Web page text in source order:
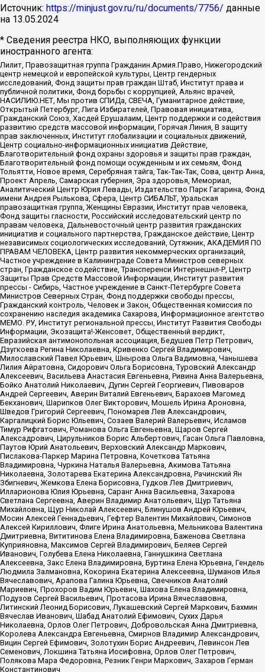
Источник: https://minjust.gov.ru/ru/documents/7756/ данные
на 13.05.2024
* Сведения реестра НКО, выполняющих функции
иностранного агента:
Лилит, Правозащитная группа Гражданин.Армия.Право, Нижегородский
центр немецкой и европейской культуры, Центр гендерных
исследований, Фонд защиты прав граждан Штаб, Институт права и
публичной политики, Фонд борьбы с коррупцией, Альянс врачей,
НАСИЛИЮ.НЕТ, Мы против СПИДа, СВЕЧА, Гуманитарное действие,
Открытый Петербург, Лига Избирателей, Правовая инициатива,
Гражданский Союз, Хасдей Ерушалаим, Центр поддержки и содействия
развитию средств массовой информации, Горячая Линия, В защиту
прав заключенных, Институт глобализации и социальных движений,
Центр социально-информационных инициатив Действие,
Благотворительный фонд охраны здоровья и защиты прав граждан,
Благотворительный фонд помощи осужденным и их семьям, Фонд
Тольятти, Новое время, Серебряная тайга, Так-Так-Так, Сова, центр Анна,
Проект Апрель, Самарская губерния, Эра здоровья, Мемориал,
Аналитический Центр Юрия Левады, Издательство Парк Гагарина, Фонд
имени Андрея Рылькова, Сфера, Центр СИБАЛЬТ, Уральская
правозащитная группа, Женщины Евразии, Институт прав человека,
Фонд защиты гласности, Российский исследовательский центр по
правам человека, Дальневосточный центр развития гражданских
инициатив и социального партнерства, Гражданское действие, Центр
независимых социологических исследований, Сутяжник, АКАДЕМИЯ ПО
ПРАВАМ ЧЕЛОВЕКА, Центр развития некоммерческих организаций,
Частное учреждение в Калининграде Совета Министров северных
стран, Гражданское содействие, Трансперенси Интернешнл-Р, Центр
Защиты Прав Средств Массовой Информации, Институт развития
прессы - Сибирь, Частное учреждение в Санкт-Петербурге Совета
Министров Северных Стран, Фонд поддержки свободы прессы,
Гражданский контроль, Человек и Закон, Общественная комиссия по
сохранению наследия академика Сахарова, Информационное агентство
МЕМО. РУ, Институт региональной прессы, Институт Развития Свободы
Информации, Экозащита!-Женсовет, Общественный вердикт,
Евразийская антимонопольная ассоциация, Бедушев Петр Петрович,
Дзугкоева Регина Николаевна, Кривенко Сергей Владимирович,
Милославский Павел Юрьевич, Шнырова Ольга Вадимовна, Чанышева
Лилия Айратовна, Сидорович Ольга Борисовна, Туровский Александр
Алексеевич, Васильева Анастасия Евгеньевна, Ривина Анна Валерьевна,
Бойко Анатолий Николаевич, Дугин Сергей Георгиевич, Пивоваров
Андрей Сергеевич, Аверин Виталий Евгеньевич, Барахоев Магомед
Бекханович, Шарипков Олег Викторович, Мошель Ирина Ароновна,
Шведов Григорий Сергеевич, Пономарев Лев Александрович,
Каргалицкий Борис Юльевич, Созаев Валерий Валерьевич, Исламов
Тимур Рифгатович, Романова Ольга Евгеньевна, Щаров Сергей
Алексадрович, Цирульников Борис Альбертович, Гасан Ольга Павловна,
Паутов Юрий Анатольевич, Верховский Александр Маркович,
Пислакова-Паркер Марина Петровна, Кочеткова Татьяна
Владимировна, Чуркина Наталья Валерьевна, Акимова Татьяна
Николаевна, Золотарева Екатерина Александровна, Рачинский Ян
Збигневич, Жемкова Елена Борисовна, Гудков Лев Дмитриевич,
Илларионова Юлия Юрьевна, Саранг Анна Васильевна, Захарова
Светлана Сергеевна, Аверин Владимир Анатольевич, Щур Татьяна
Михайловна, Щур Николай Алексеевич, Блинушов Андрей Юрьевич,
Мосин Алексей Геннадьевич, Гефтер Валентин Михайлович, Симонов
Алексей Кириллович, Флиге Ирина Анатольевна, Мельникова Валентина
Дмитриевна, Вититинова Елена Владимировна, Баженова Светлана
Куприяновна, Максимов Сергей Владимирович, Беляев Сергей
Иванович, Голубева Елена Николаевна, Ганнушкина Светлана
Алексеевна, Закс Елена Владимировна, Буртина Елена Юрьевна, Гендель
Людмила Залмановна, Кокорина Екатерина Алексеевна, Шуманов Илья
Вячеславович, Арапова Галина Юрьевна, Свечников Анатолий
Мариевич, Прохоров Вадим Юрьевич, Шахова Елена Владимировна,
Подузов Сергей Васильевич, Протасова Ирина Вячеславовна,
Литинский Леонид Борисович, Лукашевский Сергей Маркович, Бахмин
Вячеслав Иванович, Шабад Анатолий Ефимович, Сухих Дарья
Николаевна, Орлов Олег Петрович, Добровольская Анна Дмитриевна,
Королева Александра Евгеньевна, Смирнов Владимир Александрович,
Вицин Сергей Ефимович, Золотухин Борис Андреевич, Левинсон Лев
Семенович, Локшина Татьяна Иосифовна, Орлов Олег Петрович,
Полякова Мара Федоровна, Резник Генри Маркович, Захаров Герман
Константинович